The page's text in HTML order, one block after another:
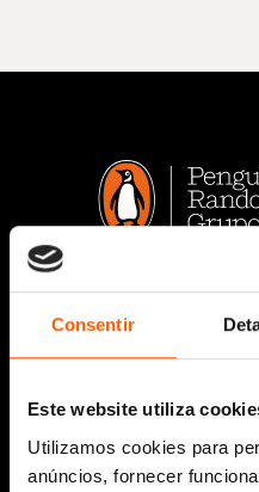
Consentir
Este website utiliza
Utilizamos cookies para
anúncios, fornecer
Siga-nos:
Política de Cookies
Política de